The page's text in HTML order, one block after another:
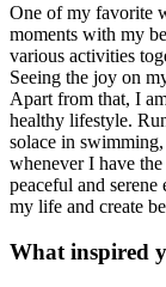
One of my favorite
moments with my
various activities
Seeing the joy on
Apart from that, I
healthy lifestyle.
solace in
whenever I have
peaceful and
my life and create
What inspired